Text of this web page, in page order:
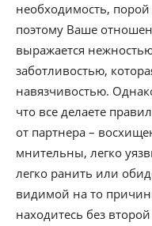
необходимость,
поэтому Ваше
выражается
заботливостью,
навязчивостью.
что все делаете
от партнера –
мнительны, легко
легко ранить или
видимой на то
находитесь без